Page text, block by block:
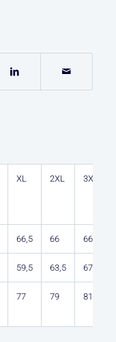
XL 2XL 3XL
66,5 66 66,5
59,5 63,5 67,5
77 79 81